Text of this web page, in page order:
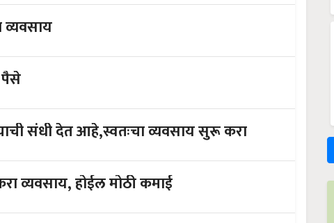
भरपूर पैसे
संधी देत ​​आहे,स्वतःचा व्यवसाय सुरू करा
व्यवसाय, होईल मोठी कमाई